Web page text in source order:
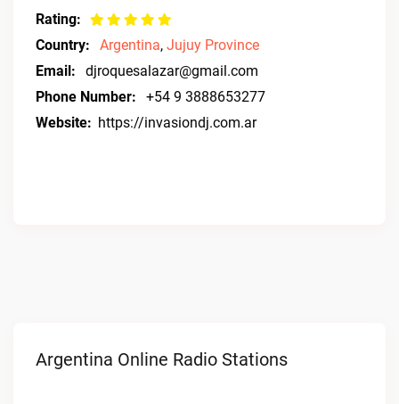
Rating:
Country:
Argentina, Jujuy Province
Email:
djroquesalazar@gmail.com
Phone Number:
+54 9 3888653277
Website: https://invasiondj.com.ar
Argentina Online Radio Stations